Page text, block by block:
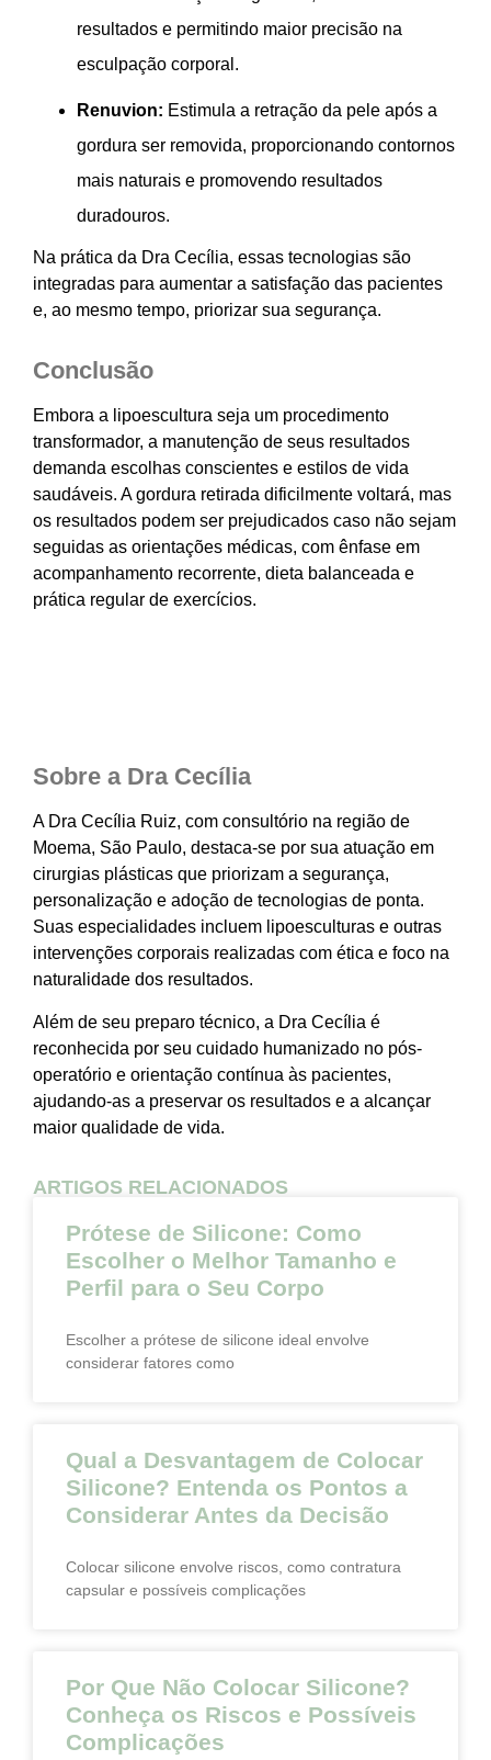
resultados e permitindo maior precisão na
esculpação corporal.
Renuvion: Estimula a retração da pele após a
gordura ser removida, proporcionando contornos
mais naturais e promovendo resultados
duradouros.
Na prática da Dra Cecília, essas tecnologias são
integradas para aumentar a satisfação das pacientes
e, ao mesmo tempo, priorizar sua segurança.
Conclusão
Embora a lipoescultura seja um procedimento
transformador, a manutenção de seus resultados
demanda escolhas conscientes e estilos de vida
saudáveis. A gordura retirada dificilmente voltará, mas
os resultados podem ser prejudicados caso não sejam
seguidas as orientações médicas, com ênfase em
acompanhamento recorrente, dieta balanceada e
prática regular de exercícios.
Sobre a Dra Cecília
A Dra Cecília Ruiz, com consultório na região de
Moema, São Paulo, destaca-se por sua atuação em
cirurgias plásticas que priorizam a segurança,
personalização e adoção de tecnologias de ponta.
Suas especialidades incluem lipoesculturas e outras
intervenções corporais realizadas com ética e foco na
naturalidade dos resultados.
Além de seu preparo técnico, a Dra Cecília é
reconhecida por seu cuidado humanizado no pós-
operatório e orientação contínua às pacientes,
ajudando-as a preservar os resultados e a alcançar
maior qualidade de vida.
ARTIGOS RELACIONADOS
Prótese de Silicone: Como
Escolher o Melhor Tamanho e
Perfil para o Seu Corpo
Escolher a prótese de silicone ideal envolve
considerar fatores como
Qual a Desvantagem de Colocar
Silicone? Entenda os Pontos a
Considerar Antes da Decisão
Colocar silicone envolve riscos, como contratura
capsular e possíveis complicações
Por Que Não Colocar Silicone?
Conheça os Riscos e Possíveis
Complicações